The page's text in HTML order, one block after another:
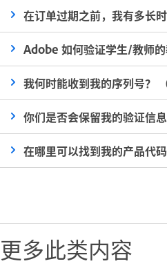
在订单过期之前，我有多长
Adobe 如何验证学生/教师的
我何时能收到我的序列号？
你们是否会保留我的验证信
在哪里可以找到我的产品代码
更多此类内容